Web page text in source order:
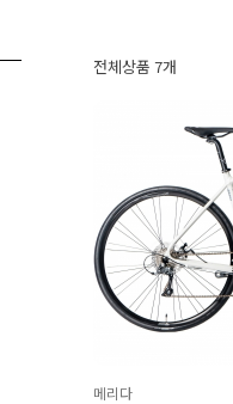
전체상품 7개
메리다